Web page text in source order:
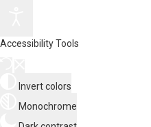
Accessibility Tools
Invert colors
Monochrome